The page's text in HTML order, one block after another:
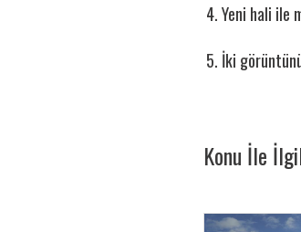
Yeni hali ile
İki
Konu İle